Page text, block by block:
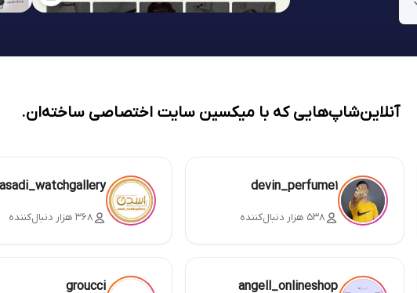
آنلاین‌شاپ‌هایی که با میکسین سایت اختصاصی ساخته‌ان.
devin_perfume1
۵۳۸ هزار دنبال‌کننده
asadi_watchgallery
۳۶۸ هزار دنبال‌کننده
angell_onlineshop
groucci